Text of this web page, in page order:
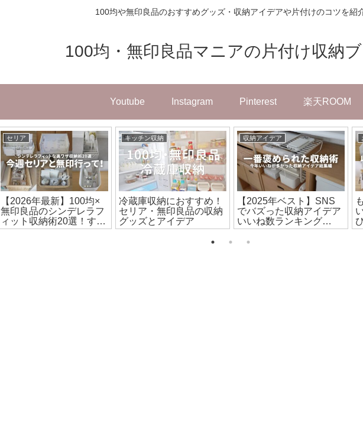
100均や無印良品のおすすめグッズ・収納アイデアや片付けのコツを紹
100均・無印良品マニアの片付け収納
Youtube Instagram Pinterest 楽天ROOM
セリア
【2026年最新】100均×
無印良品のシンデレラフ
ィット収納術20選！すっ
きり気持ちいい活用アイ
キッチン収納
冷蔵庫収納におすすめ！
セリア・無印良品の収納
グッズとアイデア
収納アイデア
【2025年ベスト】SNS
でバズった収納アイデア
いいね数ランキング
TOP20